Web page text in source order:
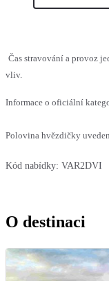
Čas stravování a provoz
vliv.
Informace o oficiální
Polovina hvězdičky
Kód nabídky: VAR2DVI
O destinaci